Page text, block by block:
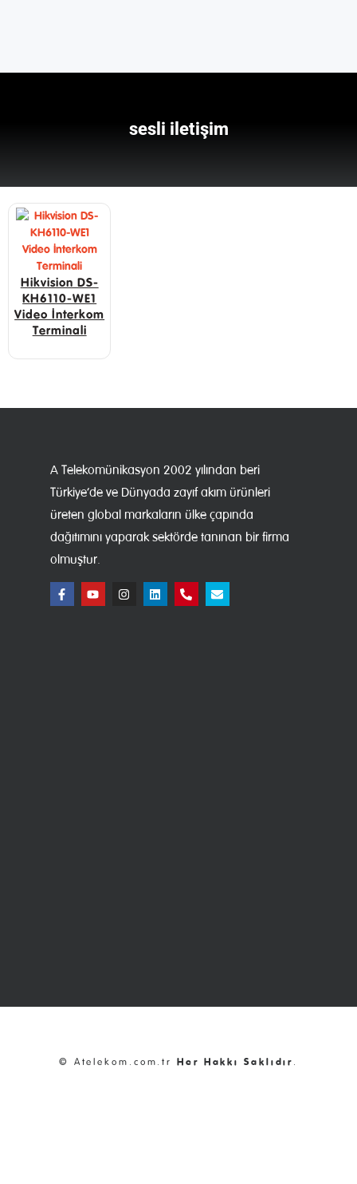
sesli iletişim
Hikvision DS-
KH6110-WE1
Video İnterkom
Terminali
A Telekomünikasyon 2002 yılından beri
Türkiye’de ve Dünyada zayıf akım ürünleri
üreten global markaların ülke çapında
dağıtımını yaparak sektörde tanınan bir firma
olmuştur.
© Atelekom.com.trHer Hakkı Saklıdır .